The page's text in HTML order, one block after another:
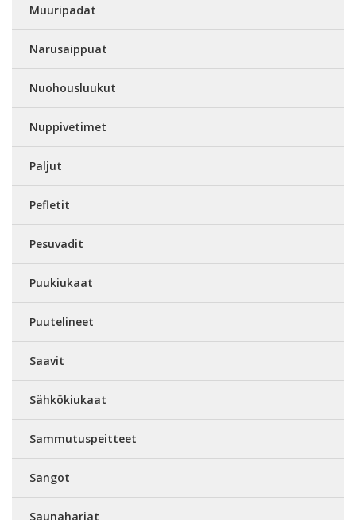
Muuripadat
Narusaippuat
Nuohousluukut
Nuppivetimet
Paljut
Pefletit
Pesuvadit
Puukiukaat
Puutelineet
Saavit
Sähkökiukaat
Sammutuspeitteet
Sangot
Saunaharjat